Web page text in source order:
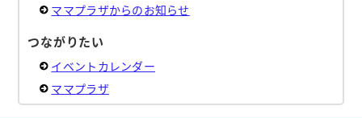
ママプラザからのお知らせ
つながりたい
イベントカレンダー
ママプラザ